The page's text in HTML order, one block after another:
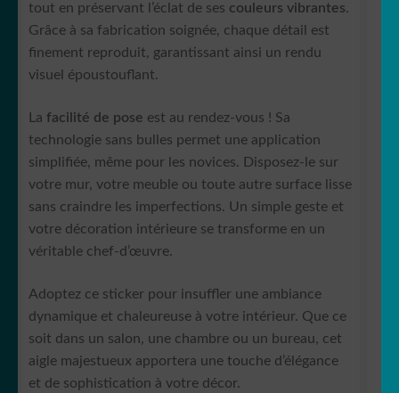
tout en préservant l’éclat de ses couleurs vibrantes.
Grâce à sa fabrication soignée, chaque détail est
finement reproduit, garantissant ainsi un rendu
visuel époustouflant.
La facilité de pose est au rendez-vous ! Sa
technologie sans bulles permet une application
simplifiée, même pour les novices. Disposez-le sur
votre mur, votre meuble ou toute autre surface lisse
sans craindre les imperfections. Un simple geste et
votre décoration intérieure se transforme en un
véritable chef-d’œuvre.
Adoptez ce sticker pour insuffler une ambiance
dynamique et chaleureuse à votre intérieur. Que ce
soit dans un salon, une chambre ou un bureau, cet
aigle majestueux apportera une touche d’élégance
et de sophistication à votre décor.